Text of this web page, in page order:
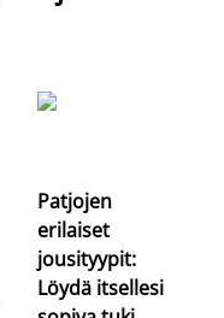
Patjojen
erilaiset
jousityypit:
Löydä itsellesi